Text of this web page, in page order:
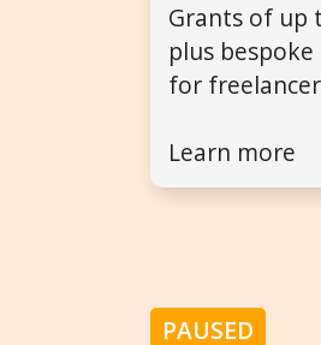
Grants of up
plus
for
Learn more
PAUSED